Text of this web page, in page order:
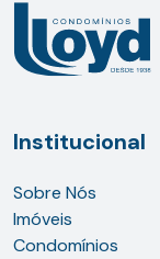
Institucional
Sobre Nós
Imóveis
Condomínios